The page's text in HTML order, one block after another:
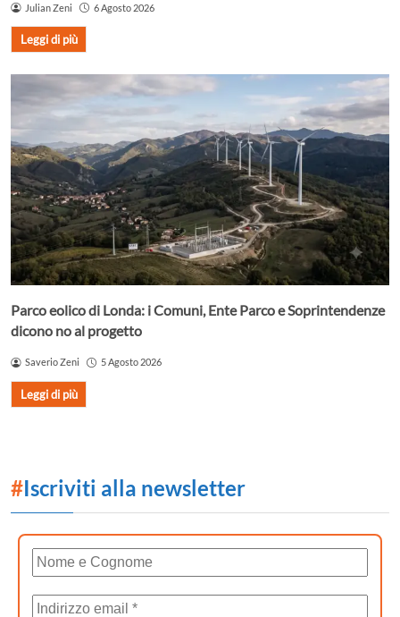
Julian Zeni 6 Agosto 2026
Leggi di più
Parco eolico di Londa: i Comuni, Ente Parco e Soprintendenze
dicono no al progetto
Saverio Zeni 5 Agosto 2026
Leggi di più
#Iscriviti alla newsletter